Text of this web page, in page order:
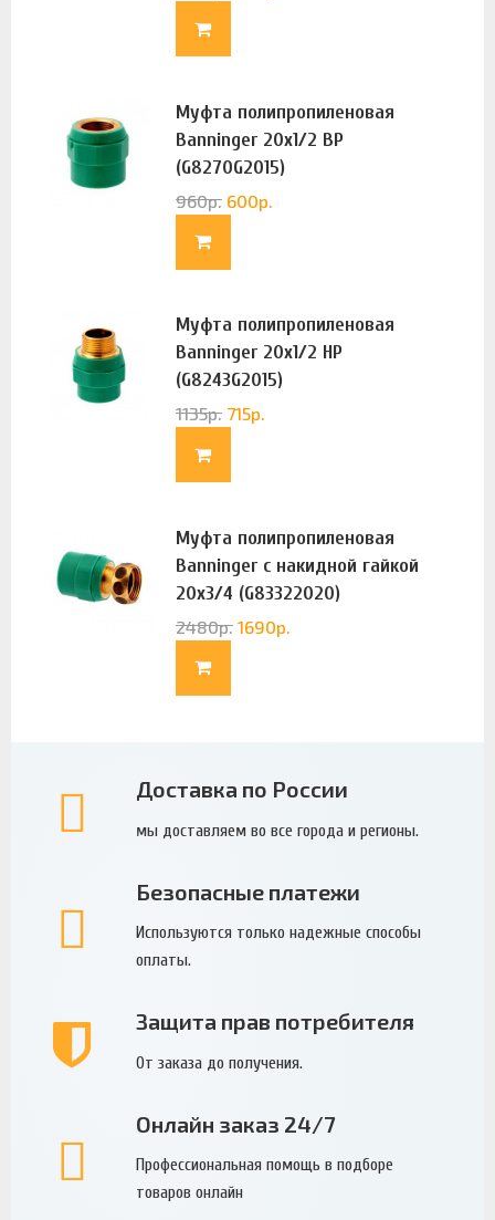
Муфта полипропиленовая
Banninger 20х1/2 ВР
(G8270G2015)
960р. 600р.
Муфта полипропиленовая
Banninger 20х1/2 НР
(G8243G2015)
1135р. 715р.
Муфта полипропиленовая
Banninger с накидной гайкой
20х3/4 (G83322020)
2480р. 1690р.
Доставка по России
мы доставляем во все города и регионы.
Безопасные платежи
Используются только надежные способы
оплаты.
Защита прав потребителя
От заказа до получения.
Онлайн заказ 24/7
Профессиональная помощь в подборе
товаров онлайн